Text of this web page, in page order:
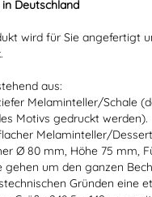
Deutschland
wird für Sie angefertigt
aus:
Melaminteller/Schale
Motivs gedruckt werden).
Melaminteller/
Ø 80 mm, Höhe 75 mm,
gehen um den ganzen
Gründen eine